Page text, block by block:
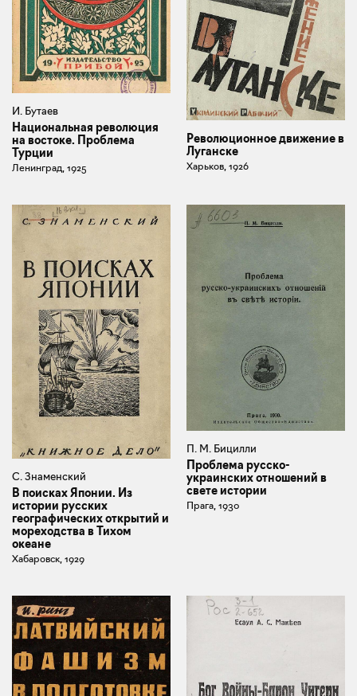
И. Бутаев
Национальная революция
на востоке. Проблема
Турции
Ленинград, 1925
Революционное движение в
Луганске
Харьков, 1926
С. Знаменский
В поисках Японии. Из
истории русских
географических открытий и
мореходства в Тихом
океане
Хабаровск, 1929
П. М. Бицилли
Проблема русско-
украинских отношений в
свете истории
Прага, 1930